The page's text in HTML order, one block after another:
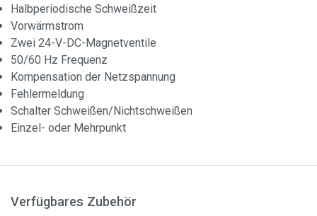
Halbperiodische Schweißzeit
Vorwärmstrom
Zwei 24-V-DC-Magnetventile
50/60 Hz Frequenz
Kompensation der Netzspannung
Fehlermeldung
Schalter Schweißen/Nichtschweißen
Einzel- oder Mehrpunkt
Verfügbares Zubehör